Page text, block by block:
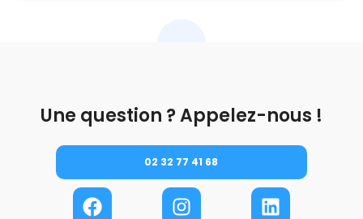
Une question ? Appelez-nous !
02 32 77 41 68